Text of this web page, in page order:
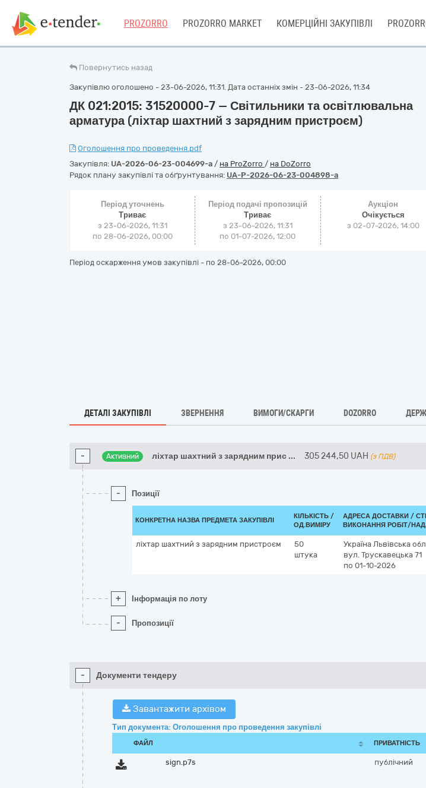
PROZORRO PROZORRO MARKET КОМЕРЦІЙНІ ЗАКУПІВЛІ
Повернутись назад
Закупівлю оголошено - 23-06-2026, 11:31. Дата останніх змін - 23-06-2026, 11:34
ДК 021:2015: 31520000-7 — Світильники та освітлювальна
арматура (ліхтар шахтний з зарядним пристроєм)
Оголошення про проведення.pdf
Закупівля: UA-2026-06-23-004699-a / на ProZorro / на DoZorro
Рядок плану закупівлі та обґрунтування: UA-P-2026-06-23-004898-a
Період уточнень
Триває
з 23-06-2026, 11:31
по 28-06-2026, 00:00
Період подачі пропозицій
Триває
з 23-06-2026, 11:31
по 01-07-2026, 12:00
Аукціон
Очікується
з 02-07-2026, 14:00
Період оскарження умов закупівлі - по 28-06-2026, 00:00
ДЕТАЛІ ЗАКУПІВЛІ ЗВЕРНЕННЯ ВИМОГИ/СКАРГИ DOZORRO
- Активний ліхтар шахтний з зарядним прис ... 305 244,50 UAH (з ПДВ)
- Позиції
КОНКРЕТНА НАЗВА ПРЕДМЕТА ЗАКУПІВЛІ
КІЛЬКІСТЬ /
ОД.ВИМІРУ
АДРЕСА ДОСТАВКИ /
ВИКОНАННЯ РОБІТ/
ліхтар шахтний з зарядним пристроєм
50
штука
Україна Львівська
вул. Трускавецька 71
по 01-10-2026
+ Інформація по лоту
- Пропозиції
- Документи тендеру
Завантажити архівом
Тип документа: Оголошення про проведення закупівлі
ФАЙЛ ПРИВАТНІСТЬ
sign.p7s публічний